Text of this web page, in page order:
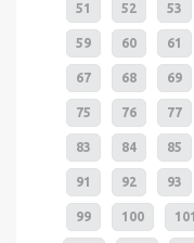
51 52 53
59 60 61
67 68 69
75 76 77
83 84 85
91 92 93
99 100 101